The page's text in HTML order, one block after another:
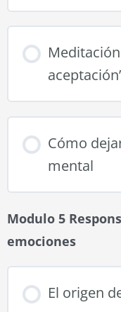
Cómo
mental
Modulo 5
emociones
El origen